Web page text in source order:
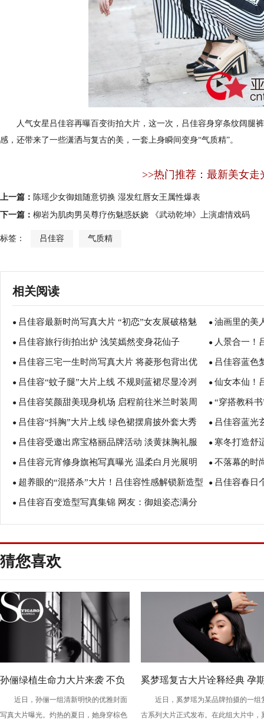
人气女星吕佳容再曝百变街拍大片，这一次，吕佳容身穿条纹阔腿
感，还带来了一些潇洒与复古的美，一套上身瞬间变身“气质精”。
>>热门推荐：最新美女走
上一篇： 陈瑶少女御姐随意切换 湿发红唇女王属性爆表
下一篇： 柳岩为肌肉男吴尊疗伤魅惑妖娆 《武动乾坤》上演虐情戏码
标签： 吕佳容 气质精
相关阅读
● 吕佳容最新时尚写真大片 “初恋”女友展破格魅
力
● 油画里的美
● 吕佳容旅行街拍出炉 浅笑嫣然变身花仙子 ● 人景合一！
傲人事业线
● 吕佳容三宅一生时尚写真大片 将菱形包背出优
雅感
● 吕佳容蓝色
乖巧
● 吕佳容“蚊子腿”大片上线 不规则蓝裙尽显冷冽
气质
● 仙女本仙！
人
● 吕佳容笑颜甜美现身机场 启程前往米兰时装周 ● “穿搭教科
日温情
● 吕佳容“抖胸”大片上线 绿色裙摆肩披外套大秀
事业线
● 吕佳容蓝光
美轮美奂
● 吕佳容受邀出席宝格丽品牌活动 淡黄抹胸礼服
甜美优雅
● 寒冬打造舒
器
● 吕佳容元宵修身旗袍写真曝光 温柔白月光展明
媚笑容
● 不落幕的时
● 超养眼的“混搭杀”大片！吕佳容性感解锁新造型 ● 吕佳容春日
● 吕佳容百变造型写真集锦 网友：御姐姿态满分
猜您喜欢
孙俪绿植生命力大片来袭 不负
理想自在如风
近日，孙俪一组清新明快的优雅封面
写真大片曝光。灼热的夏日，她身穿棕色
奚梦瑶复古大片诠释经典 孕
工作获网友点赞
近日，奚梦瑶为某品牌拍摄的一组
古系列大片正式发布。在此组大片中，